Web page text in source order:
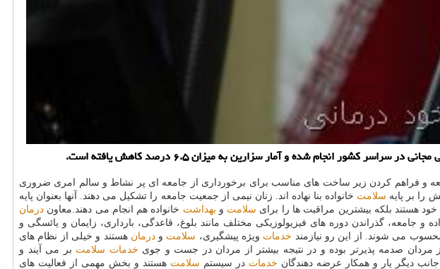
و فراهم كردن زیر ساخت های مناسب برای برخورداری از جامعه ای پر نشاط و سالم امری ضروری
را بر پایه سلامت خانواده بنا نهاده اند. زنان نیمی از جمعیت جامعه را تشكیل می دهند. آنها بعنوان پایه
خود هستند بلكه بیشترین مراقبت ها را برای سلامت و بهداشت خانواده هم انجام می دهند.معاون درمان
جامعه، گذراندن دوره های فیزیولوزیكی مختلف مانند بلوغ، قاعدگی، بارداری، زایمان و یائسگی و
می شوند. از این رو نیازمند خدمات ویژه پیشگیری، سلامت ودرمان هستند و خیلی از نظام های
از مردان صدمه پذیرتر بوده و در نتیجه بیشتر از مردان در جست و جوی خدمات سلامت بر می آیند و
جانب دیگر یار و همكار عرضه دهندگان خدمات در سیستم سلامت هستند و بخش مهمی از فعالیت های